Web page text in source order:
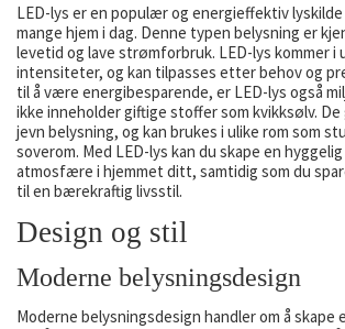
LED-lys er en populær og energieffektiv lyskilde
mange hjem i dag. Denne typen belysning er
levetid og lave strømforbruk. LED-lys kommer i
intensiteter, og kan tilpasses etter behov og
til å være energibesparende, er LED-lys også
ikke inneholder giftige stoffer som kvikksølv. De
jevn belysning, og kan brukes i ulike rom som
soverom. Med LED-lys kan du skape en
atmosfære i hjemmet ditt, samtidig som du
til en bærekraftig livsstil.
Design og stil
Moderne belysningsdesign
Moderne belysningsdesign handler om å